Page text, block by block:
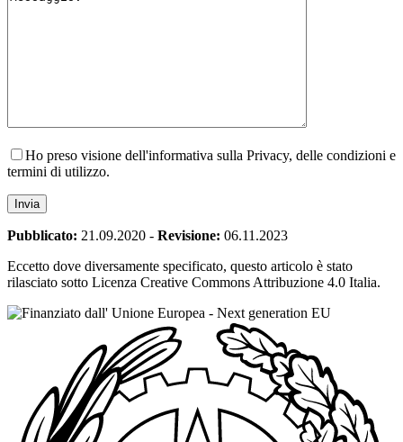
Ho preso visione dell'informativa sulla Privacy, delle condizioni e
termini di utilizzo.
Pubblicato: 21.09.2020 - Revisione: 06.11.2023
Eccetto dove diversamente specificato, questo articolo è stato
rilasciato sotto Licenza Creative Commons Attribuzione 4.0 Italia.